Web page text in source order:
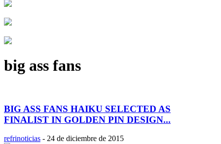
big ass fans
BIG ASS FANS HAIKU SELECTED AS
FINALIST IN GOLDEN PIN DESIGN...
refrinoticias - 24 de diciembre de 2015